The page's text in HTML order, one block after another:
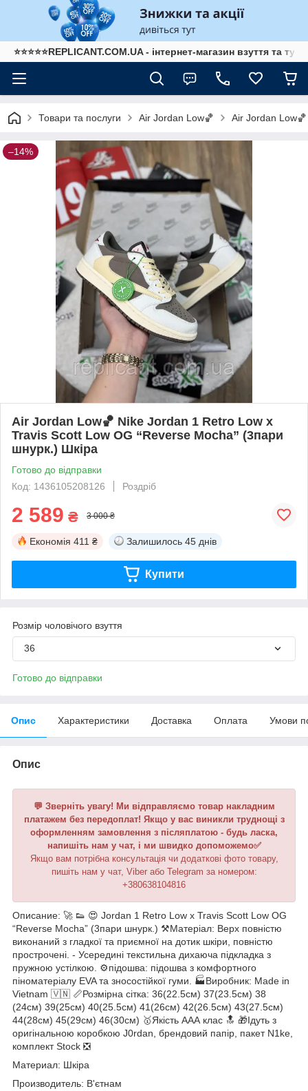
⭐⭐⭐⭐⭐REPLICANT.COM.UA - інтернет-магазин взуття та
Товари та послуги Air Jordan Low🏀 Air Jordan
–14%
Air Jordan Low🏀 Nike Jordan 1 Retro Low x
Travis Scott Low OG “Reverse Mocha” (3пари
шнурк.) Шкіра
Готово до відправки
Код: 1436105208126
Роздріб
2 589 ₴ 3 000 ₴
Економія 411 ₴ Залишилось 45 днів
Купити
Розмір чоловічого взуття
36
Готово до відправки
Опис Характеристики Доставка Оплата Умови
Опис
💬 Зверніть увагу! Ми відправляємо товар накладним
платажем без передоплат! Якщо у вас виникли труднощі з
оформленням замовлення з післяплатою - будь ласка,
напишіть нам у чат, і ми швидко допоможемо✅
Якщо вам потрібна консультація чи додаткові фото товару,
пишіть нам у чат, Viber або Telegram за номером:
+380638104816
Описание: 🚀 👟 😍 Jordan 1 Retro Low x Travis Scott Low OG
“Reverse Mocha” (3пари шнурк.) ⚒️Матеріал: Верх повністю
виконаний з гладкої та приємної на дотик шкіри, повністю
прострочені. - Усередині текстильна дихаюча підкладка з
пружною устілкою. ⚙️підошва: підошва з комфортного
піноматеріалу EVA та зносостійкої гуми. 🏭Виробник: Made in
Vietnam 🇻🇳 📏Розмірна сітка: 36(22.5см) 37(23.5см) 38
(24см) 39(25см) 40(25.5см) 41(26см) 42(26.5см) 43(27.5см)
44(28см) 45(29см) 46(30см) 🥇Якість ААА клас 🔝 🎁Ідуть з
оригінальною коробкою J0rdan, брендовий папір, пакет N1ke,
комплект Stock ❎
Материал: Шкіра
Производитель: В'єтнам